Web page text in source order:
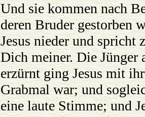
Und sie kommen nach
deren Bruder gestorben
Jesus nieder und spricht
Dich meiner. Die Jünger
erzürnt ging Jesus mit
Grabmal war; und
eine laute Stimme; und